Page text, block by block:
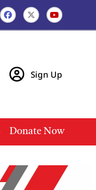
Sign Up
Donate Now